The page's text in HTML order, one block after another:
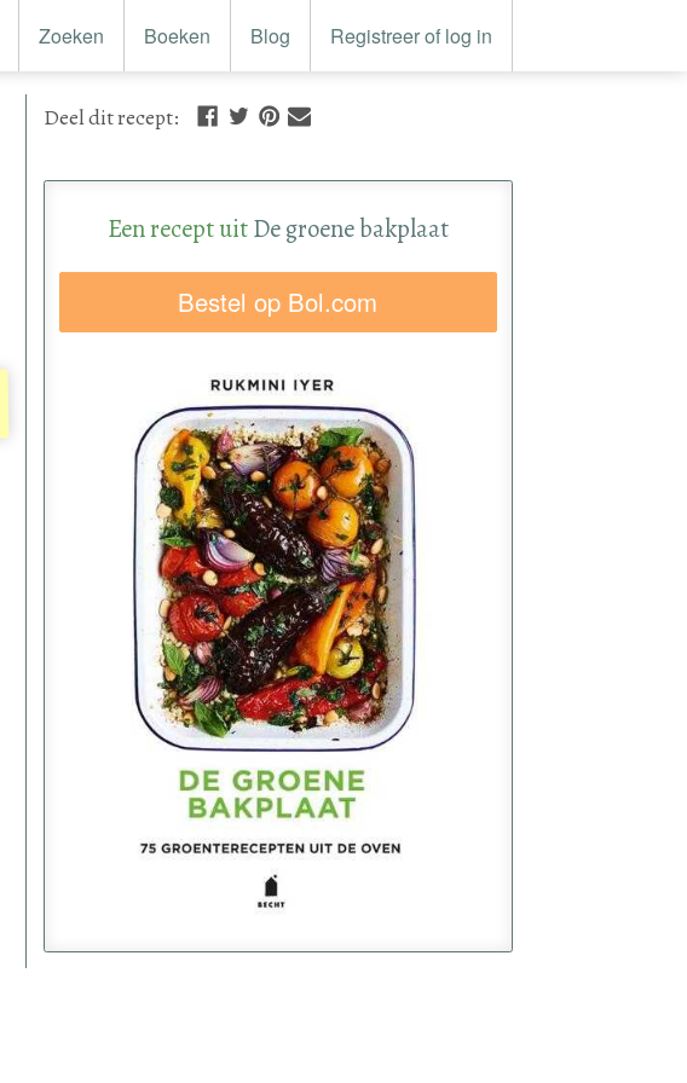
Zoeken Boeken Blog Registreer of log in
Deeldit recept:
Een recept uitDe groene bakplaat
Bestel op Bol.com